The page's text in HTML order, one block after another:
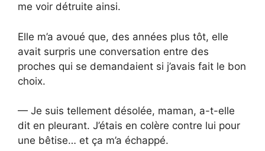
me voir détruite ainsi.
Elle m’a avoué que, des années plus tôt, elle
avait surpris une conversation entre des
proches qui se demandaient si j’avais fait le bon
choix.
— Je suis tellement désolée, maman, a-t-elle
dit en pleurant. J’étais en colère contre lui pour
une bêtise… et ça m’a échappé.